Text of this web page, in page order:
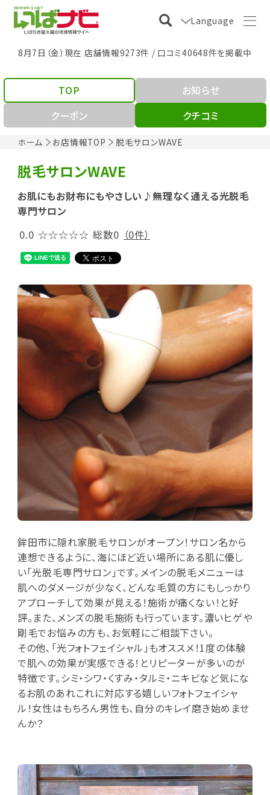
Language
8月7日（金）現在 店舗情報9273件 / 口コミ40648件を掲載中
ホーム お店情報TOP 脱毛サロンWAVE
TOP
お知らせ
クーポン
クチコミ
脱毛サロンWAVE
お肌にもお財布にもやさしい♪無理なく通える光脱毛
専門サロン
0.0 ☆☆☆☆☆ 総数0 （0件）
鉾田市に隠れ家脱毛サロンがオープン！サロン名から
連想できるように、海にほど近い場所にある肌に優し
い｢光脱毛専門サロン｣です｡メインの脱毛メニューは
肌へのダメージが少なく、どんな毛質の方にもしっかり
アプローチして効果が見える！施術が痛くない！と好
評。また、メンズの脱毛施術も行っています。濃いヒゲや
剛毛でお悩みの方も、お気軽にご相談下さい。
その他､「光フォトフェイシャル」もオススメ！1度の体験
で肌への効果が実感できる！とリピーターが多いのが
特徴です。シミ・シワ・くすみ・タルミ・ニキビなど気にな
るお肌のあれこれに対応する嬉しいフォトフェイシャ
ル！女性はもちろん男性も、自分のキレイ磨き始めませ
んか？